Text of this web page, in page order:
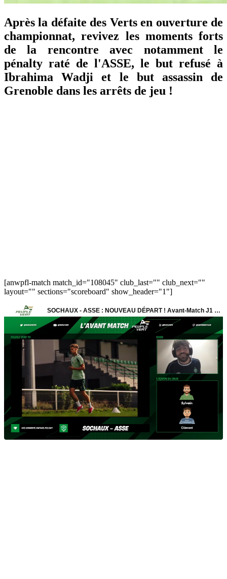
Après la défaite des Verts en ouverture de
championnat, revivez les moments forts
de la rencontre avec notamment le
pénalty raté de l'ASSE, le but refusé à
Ibrahima Wadji et le but assassin de
Grenoble dans les arrêts de jeu !
[anwpfl-match match_id="108045" club_last="" club_next=""
layout="" sections="scoreboard" show_header="1"]